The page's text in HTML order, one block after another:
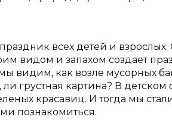
всех детей и
видом и запахом создает
видим, как возле мусорных
грустная картина? В
красавиц. И тогда мы
познакомиться.